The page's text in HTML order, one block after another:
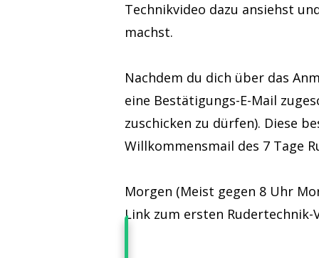
Technikvideo dazu ansiehst
machst.
Nachdem du dich über das
eine Bestätigungs-E-Mail
zuschicken zu dürfen). Diese
Willkommensmail des 7 Tage
Morgen (Meist gegen 8 Uhr
Link zum ersten